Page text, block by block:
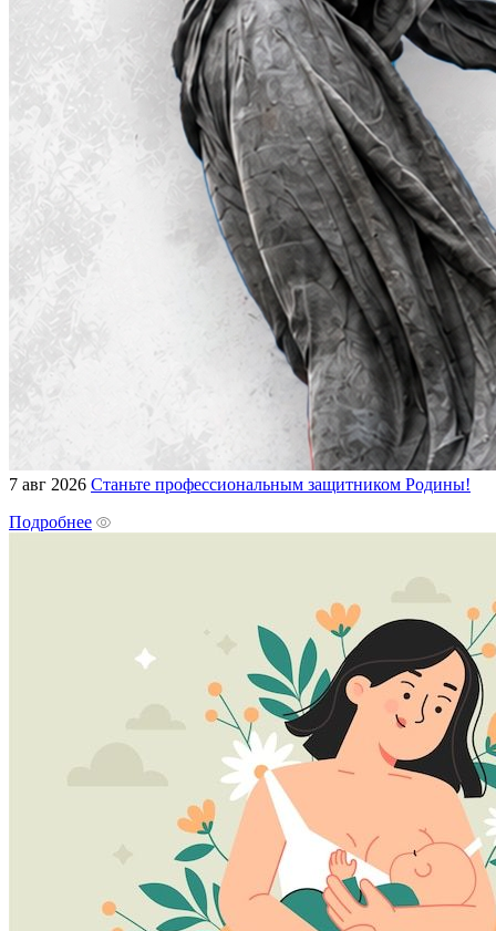
7 авг 2026 Станьте профессиональным защитником Родины!
Подробнее